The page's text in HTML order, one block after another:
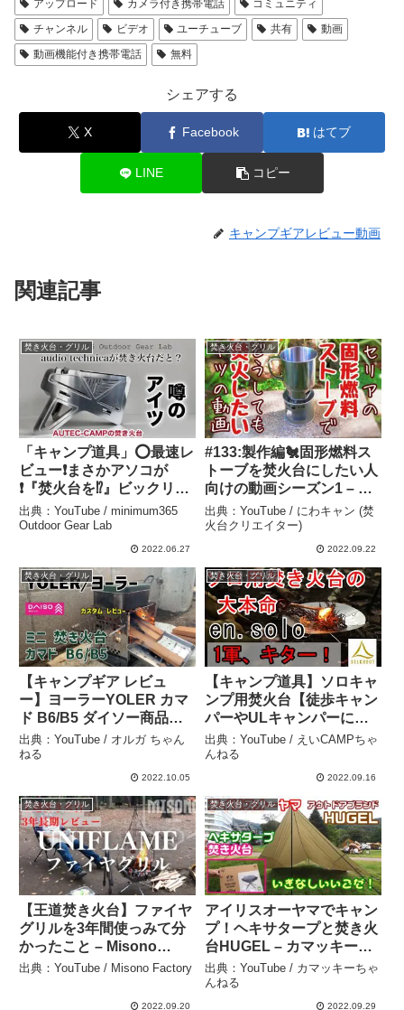
アップロード
カメラ付き携帯電話
コミュニティ
チャンネル
ビデオ ユーチューブ 共有
動画
動画機能付き携帯電話
無料
シェアする
X Facebook はてブ
LINE コピー
キャンプギアレビュー動画
関連記事
焚き火台・グリル
「キャンプ道具」⭕️最速レ
ビュー❗️まさかアソコが
❗️『焚火台を⁉︎』ビックリな
audio-technicaの『キャン
プギア』AUTEC CAMPの
『COOK PIT』異業種参入
minimum365 Outdoor
Gear Lab
出典：YouTube / minimum365
Outdoor Gear Lab
2022.06.27
焚き火台・グリル
#133:製作編🐔固形燃料ス
トーブを焚火台にしたい人
向けの動画シーズン1 – に
わキャン (焚火台クリエイ
ター)
出典：YouTube / にわキャン (焚
火台クリエイター)
2022.09.22
焚き火台・グリル
【キャンプギア レビュ
ー】ヨーラーYOLER カマ
ド B6/B5 ダイソー商品で
カスタム改造した焚き火台
をレビュー。ソロキャンに
最適トランスフォームで使
ルガ ちゃんねる
出典：YouTube / オルガ ちゃん
ねる
2022.10.05
焚き火台・グリル
【キャンプ道具】ソロキャ
ンプ用焚火台【徒歩キャン
パーやULキャンパーにも
オススメ】 – えいCAMPち
ゃんねる
出典：YouTube / えいCAMPちゃ
んねる
2022.09.16
焚き火台・グリル
【王道焚き火台】ファイヤ
グリルを3年間使っみて分
かったこと – Misono
Factory
出典：YouTube / Misono Factory
2022.09.20
焚き火台・グリル
アイリスオーヤマでキャン
プ！ヘキサタープと焚き火
台HUGEL – カマッキーち
ゃんねる
出典：YouTube / カマッキーちゃ
んねる
2022.09.29